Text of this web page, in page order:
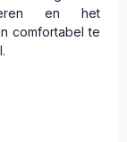
en het
comfortabel te